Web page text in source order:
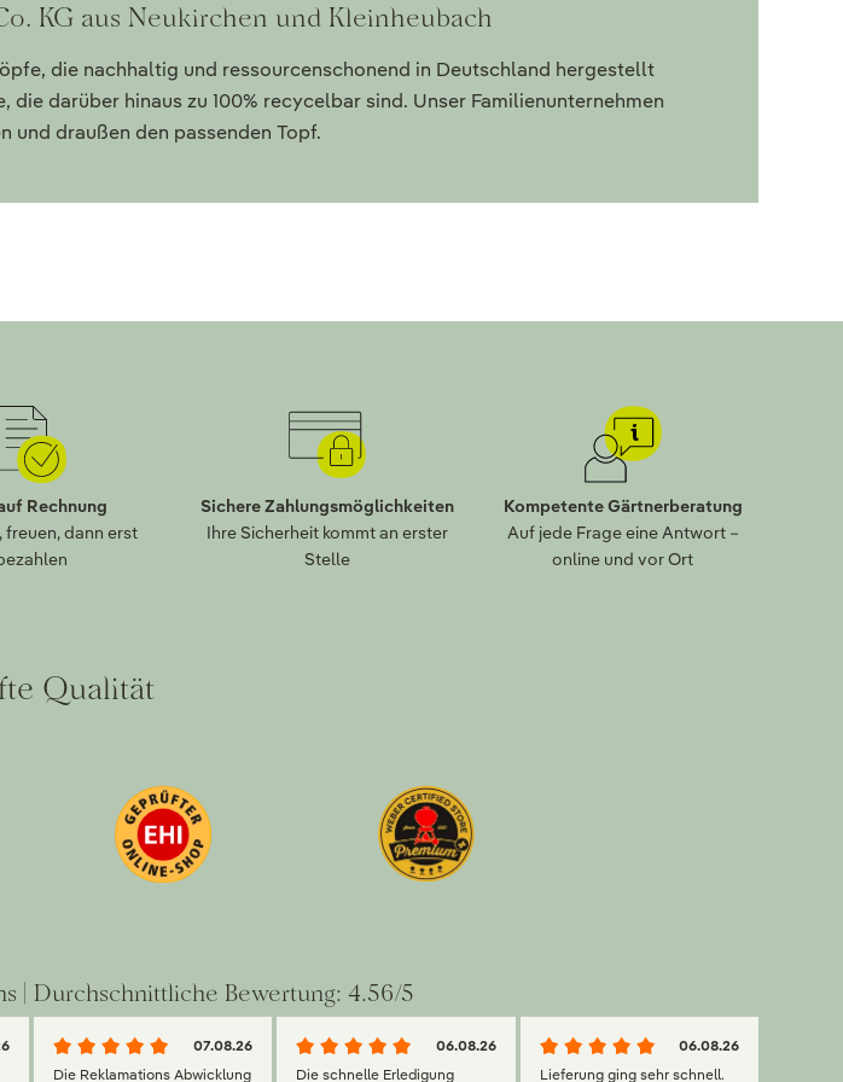
KG aus Neukirchen und Kleinheubach
die nachhaltig und ressourcenschonend in Deutschland hergestellt
darüber hinaus zu 100% recycelbar sind. Unser Familienunternehmen
und draußen den passenden Topf.
Rechnung
freuen, dann erst
Sichere Zahlungsmöglichkeiten
Ihre Sicherheit kommt an erster
Stelle
Kompetente Gärtnerberatung
Auf jede Frage eine Antwort –
online und vor Ort
Qualität
| Durchschnittliche Bewertung: 4.56/5
07.08.26
Die Reklamations Abwicklung
06.08.26
Die schnelle Erledigung
06.08.26
Lieferung ging sehr schnell.